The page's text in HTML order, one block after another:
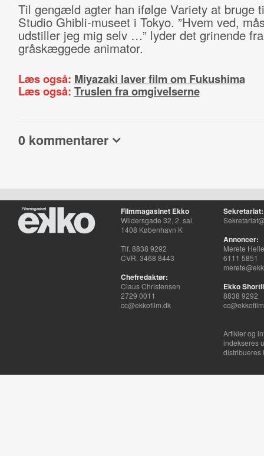
Til gengæld agter han ifølge Variety at bruge
Studio Ghibli-museet i Tokyo. ”Hvem ved,
udstiller jeg mig selv …” lyder det grinende fra
gråskæggede animator.
Læs også: Miyazaki laver film om Fukushima
Læs også: Truslen fra omgivelserne
0 kommentarer
Filmmagasinet Ekko
Wildersgade 32, 2. sal
1408 København K
Tlf. 8838 9292
CVR. 3468 8443
Chefredaktør:
Claus Christensen
2729 0011
cc@ekkofilm.dk
Sekretariat:
Annoncer:
Merete
6111 5851
Ekko
8838 9292
Artikler og
indekseres
distribueres